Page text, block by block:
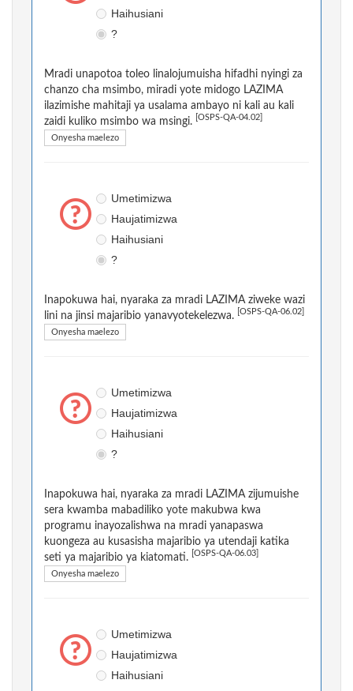
Haihusiani
?
Mradi unapotoa toleo linalojumuisha hifadhi nyingi za
chanzo cha msimbo, miradi yote midogo LAZIMA
ilazimishe mahitaji ya usalama ambayo ni kali au kali
zaidi kuliko msimbo wa msingi.
[OSPS-QA-04.02]
Onyesha maelezo
Umetimizwa
Haujatimizwa
Haihusiani
?
Inapokuwa hai, nyaraka za mradi LAZIMA ziweke wazi
lini na jinsi majaribio yanavyotekelezwa.
[OSPS-QA-06.02]
Onyesha maelezo
Umetimizwa
Haujatimizwa
Haihusiani
?
Inapokuwa hai, nyaraka za mradi LAZIMA zijumuishe
sera kwamba mabadiliko yote makubwa kwa
programu inayozalishwa na mradi yanapaswa
kuongeza au kusasisha majaribio ya utendaji katika
seti ya majaribio ya kiatomati.
[OSPS-QA-06.03]
Onyesha maelezo
Umetimizwa
Haujatimizwa
Haihusiani